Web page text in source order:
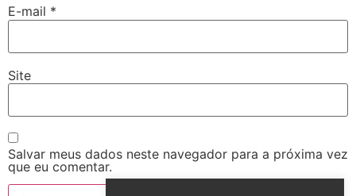
E-mail *
Site
Salvar meus dados neste navegador para a próxima vez
que eu comentar.